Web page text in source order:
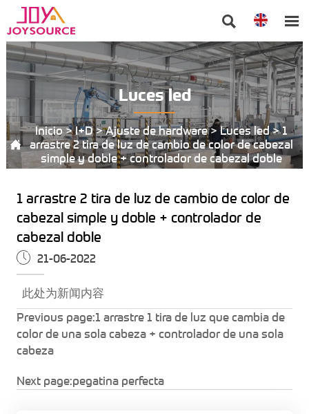
 
Luces led

Inicio>I+D>Ajuste de hardware>Luces led>1
arrastre 2 tira de luz de cambio de color de cabezal
simple y doble + controlador de cabezal doble
1 arrastre 2 tira de luz de cambio de color de
cabezal simple y doble + controlador de
cabezal doble
 21-06-2022
此处为新闻内容
Previous page:1 arrastre 1 tira de luz que cambia de
color de una sola cabeza + controlador de una sola
cabeza
Next page:pegatina perfecta